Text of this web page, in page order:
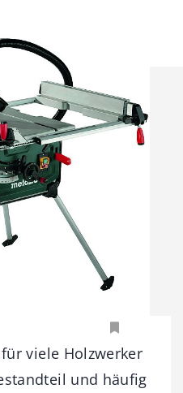
viele ­Holzwerker
und häufig